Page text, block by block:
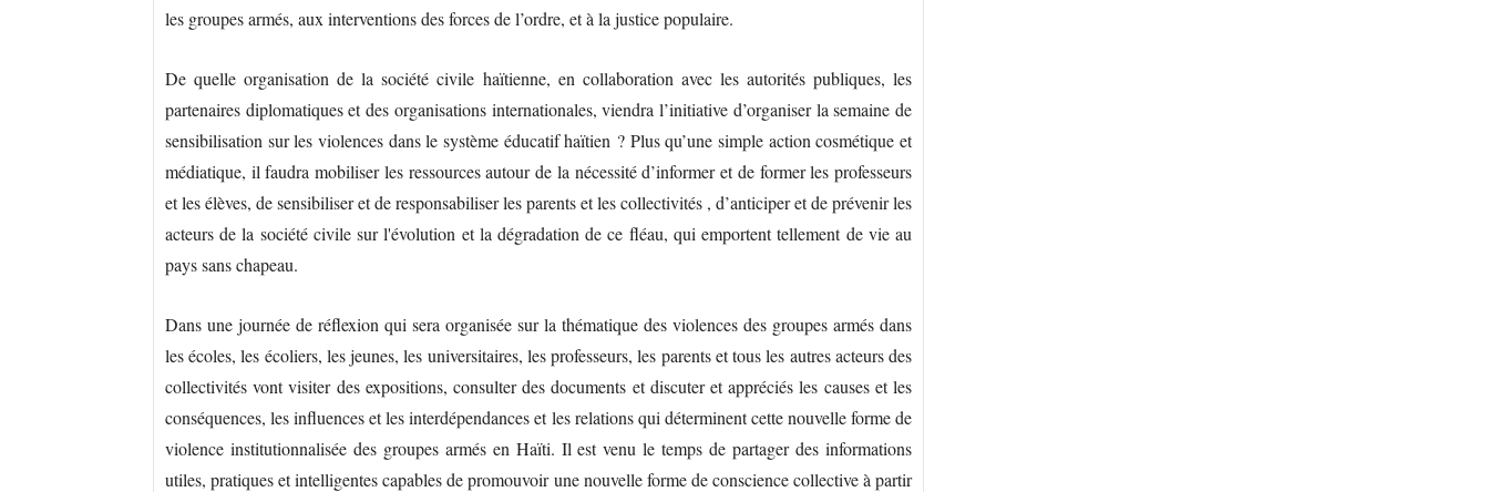
les groupes armés, aux interventions des forces de l’ordre, et à la justice populaire.
De quelle organisation de la société civile haïtienne, en collaboration avec les autorités publiques, les
partenaires diplomatiques et des organisations internationales, viendra l’initiative d’organiser la semaine de
sensibilisation sur les violences dans le système éducatif haïtien ? Plus qu’une simple action cosmétique et
médiatique, il faudra mobiliser les ressources autour de la nécessité d’informer et de former les professeurs
et les élèves, de sensibiliser et de responsabiliser les parents et les collectivités , d’anticiper et de prévenir les
acteurs de la société civile sur l'évolution et la dégradation de ce fléau, qui emportent tellement de vie au
pays sans chapeau.
Dans une journée de réflexion qui sera organisée sur la thématique des violences des groupes armés dans
les écoles, les écoliers, les jeunes, les universitaires, les professeurs, les parents et tous les autres acteurs des
collectivités vont visiter des expositions, consulter des documents et discuter et appréciés les causes et les
conséquences, les influences et les interdépendances et les relations qui déterminent cette nouvelle forme de
violence institutionnalisée des groupes armés en Haïti. Il est venu le temps de partager des informations
utiles, pratiques et intelligentes capables de promouvoir une nouvelle forme de conscience collective à partir